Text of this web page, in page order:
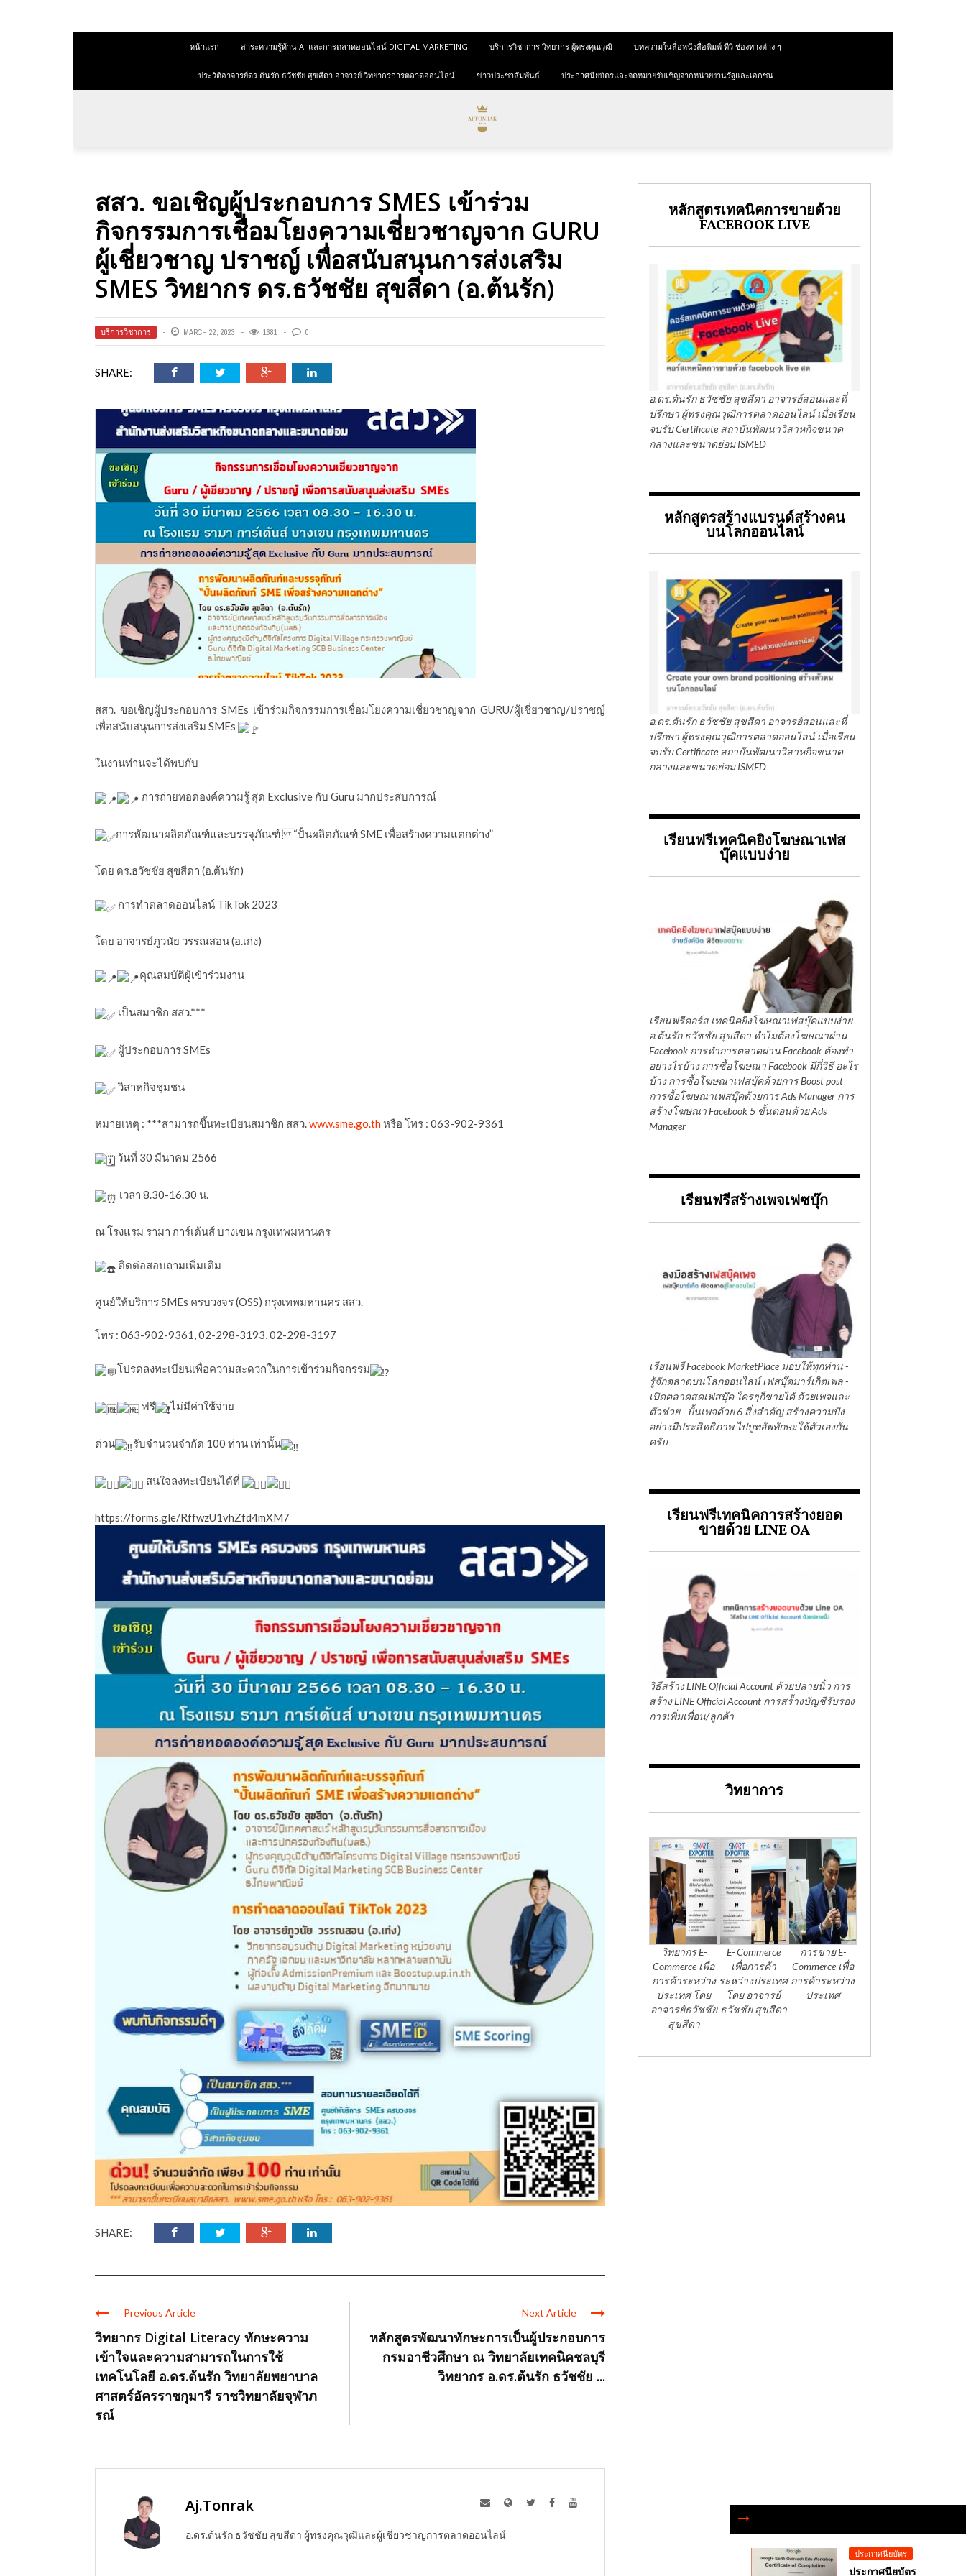
หน้าแรก สาระความรู้ด้าน AI และการตลาดออนไลน์ DIGITAL MARKETING บริการวิชาการ วิทยากร ผู้ทรงคุณวุฒิ บทความในสื่อหนังสื่อพิมพ์ ทีวี ช่องทางต่าง ๆ
ประวัติอาจารย์ดร.ต้นรัก ธวัชชัย สุขสีดา อาจารย์ วิทยากรการตลาดออนไลน์ ข่าวประชาสัมพันธ์ ประกาศนียบัตรและจดหมายรับเชิญจากหน่วยงานรัฐและเอกชน
สสว. ขอเชิญผู้ประกอบการ SMES เข้าร่วม
กิจกรรมการเชื่อมโยงความเชี่ยวชาญจาก GURU
ผู้เชี่ยวชาญ ปราชญ์ เพื่อสนับสนุนการส่งเสริม
SMES วิทยากร ดร.ธวัชชัย สุขสีดา (อ.ต้นรัก)
บริการวิชาการ MARCH 22, 2023 1681 0
SHARE:
สสว. ขอเชิญผู้ประกอบการ SMEs เข้าร่วมกิจกรรมการเชื่อมโยงความเชี่ยวชาญจาก GURU/ผู้เชี่ยวชาญ/ปราชญ์
เพื่อสนับสนุนการส่งเสริม SMEs
ในงานท่านจะได้พบกับ
การถ่ายทอดองค์ความรู้ สุด Exclusive กับ Guru มากประสบการณ์
การพัฒนาผลิตภัณฑ์และบรรจุภัณฑ์ “ปั้นผลิตภัณฑ์ SME เพื่อสร้างความแตกต่าง”
โดย ดร.ธวัชชัย สุขสีดา (อ.ต้นรัก)
การทำตลาดออนไลน์ TikTok 2023
โดย อาจารย์ภูวนัย วรรณสอน (อ.เก่ง)
คุณสมบัติผู้เข้าร่วมงาน
เป็นสมาชิก สสว.***
ผู้ประกอบการ SMEs
วิสาหกิจชุมชน
หมายเหตุ : ***สามารถขึ้นทะเบียนสมาชิก สสว.www.sme.go.thหรือ โทร : 063-902-9361
วันที่ 30 มีนาคม 2566
เวลา 8.30-16.30 น.
ณ โรงแรม รามา การ์เด้นส์ บางเขน กรุงเทพมหานคร
ติดต่อสอบถามเพิ่มเติม
ศูนย์ให้บริการ SMEs ครบวงจร (OSS) กรุงเทพมหานคร สสว.
โทร : 063-902-9361, 02-298-3193, 02-298-3197
โปรดลงทะเบียนเพื่อความสะดวกในการเข้าร่วมกิจกรรม
ฟรี ไม่มีค่าใช้จ่าย
ด่วน รับจำนวนจำกัด 100 ท่าน เท่านั้น
สนใจลงทะเบียนได้ที่
https://forms.gle/RffwzU1vhZfd4mXM7
SHARE:
Previous Article
วิทยากร Digital Literacy ทักษะความ
เข้าใจและความสามารถในการใช้
เทคโนโลยี อ.ดร.ต้นรัก วิทยาลัยพยาบาล
ศาสตร์อัครราชกุมารี ราชวิทยาลัยจุฬาภ
รณ์
Next Article
หลักสูตรพัฒนาทักษะการเป็นผู้ประกอบการ
กรมอาชีวศึกษา ณ วิทยาลัยเทคนิคชลบุรี
วิทยากร อ.ดร.ต้นรัก ธวัชชัย ...
Aj.Tonrak
อ.ดร.ต้นรัก ธวัชชัย สุขสีดา ผู้ทรงคุณวุฒิและผู้เชี่ยวชาญการตลาดออนไลน์
ประกาศนียบัตร
ประกาศนียบัตร
หลักสูตรเทคนิคการขายด้วย
FACEBOOK LIVE
อ.ดร.ต้นรัก ธวัชชัย สุขสีดา อาจารย์สอนและที่
ปรึกษา ผู้ทรงคุณวุฒิการตลาดออนไลน์ เมื่อเรียน
จบรับ Certificate สถาบันพัฒนาวิสาหกิจขนาด
กลางและขนาดย่อม ISMED
หลักสูตรสร้างแบรนด์สร้างคน
บนโลกออนไลน์
อ.ดร.ต้นรัก ธวัชชัย สุขสีดา อาจารย์สอนและที่
ปรึกษา ผู้ทรงคุณวุฒิการตลาดออนไลน์ เมื่อเรียน
จบรับ Certificate สถาบันพัฒนาวิสาหกิจขนาด
กลางและขนาดย่อม ISMED
เรียนฟรีเทคนิคยิงโฆษณาเฟส
บุ๊คแบบง่าย
เรียนฟรีคอร์ส เทคนิคยิงโฆษณาเฟสบุ๊คแบบง่าย
อ.ต้นรัก ธวัชชัย สุขสีดา ทำไมต้องโฆษณาผ่าน
Facebook การทำการตลาดผ่าน Facebook ต้องทำ
อย่างไรบ้าง การซื้อโฆษณา Facebook มีกี่วิธี อะไร
บ้าง การซื้อโฆษณาเฟสบุ๊คด้วยการ Boost post
การซื้อโฆษณาเฟสบุ๊คด้วยการ Ads Manager การ
สร้างโฆษณา Facebook 5 ขั้นตอนด้วย Ads
Manager
เรียนฟรีสร้างเพจเฟซบุ๊ก
เรียนฟรี Facebook MarketPlace มอบให้ทุกท่าน -
รู้จักตลาดบนโลกออนไลน์ เฟสบุ๊คมาร์เก็ตเพล -
เปิดตลาดสดเฟสบุ๊ค ใครๆก็ขายได้ ด้วยเพจและ
ตัวช่วย - ปั้นเพจด้วย 6 สิ่งสำคัญ สร้างความปัง
อย่างมีประสิทธิภาพ ไปบูทอัพทักษะให้ตัวเองกัน
ครับ
เรียนฟรีเทคนิคการสร้างยอด
ขายด้วย LINE OA
วิธีสร้าง LINE Official Account ด้วยปลายนิ้ว การ
สร้าง LINE Official Account การสร้้างบัญชีรับรอง
การเพิ่มเพื่อน/ลูกค้า
วิทยาการ
วิทยากร E-
Commerce เพื่อ
การค้าระหว่าง
ประเทศ โดย
อาจารย์ธวัชชัย
สุขสีดา
E- Commerce
เพื่อการค้า
ระหว่างประเทศ
โดย อาจารย์
ธวัชชัย สุขสีดา
การขาย E-
Commerce เพื่อ
การค้าระหว่าง
ประเทศ